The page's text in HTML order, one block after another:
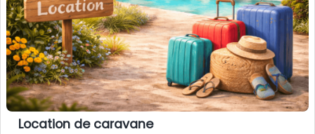
Location de caravane